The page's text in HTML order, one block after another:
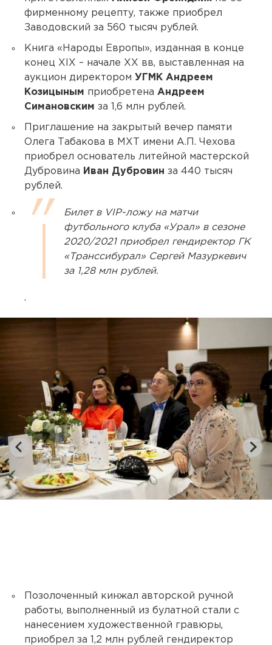
фирменному рецепту, также приобрел
Заводовский за 560 тысяч рублей.
Книга «Народы Европы», изданная в конце
конец XIX – начале XX вв, выставленная на
аукцион директором УГМК Андреем
Козицыным приобретена Андреем
Симановским за 1,6 млн рублей.
Приглашение на закрытый вечер памяти
Олега Табакова в МХТ имени А.П. Чехова
приобрел основатель литейной мастерской
Дубровина Иван Дубровин за 440 тысяч
рублей.
Билет в VIP-ложу на матчи
футбольного клуба «Урал» в сезоне
2020/2021 приобрел гендиректор ГК
«Транссибурал» Сергей Мазуркевич
за 1,28 млн рублей.
.
Позолоченный кинжал авторской ручной
работы, выполненный из булатной стали с
нанесением художественной гравюры,
приобрел за 1,2 млн рублей гендиректор